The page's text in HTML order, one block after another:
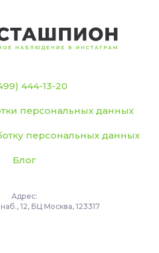
444-13-20
персональных данных
персональных данных
Блог
Адрес:
12, БЦ Москва, 123317